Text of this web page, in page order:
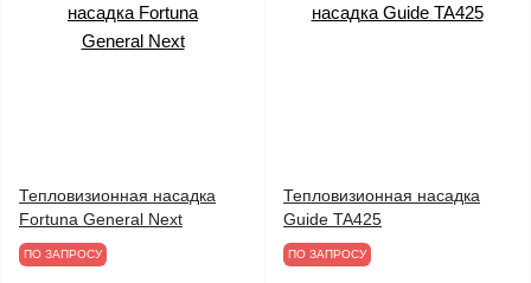
Тепловизионная насадка
Fortuna General Next
ПО ЗАПРОСУ
Тепловизионная насадка
Guide TA425
ПО ЗАПРОСУ